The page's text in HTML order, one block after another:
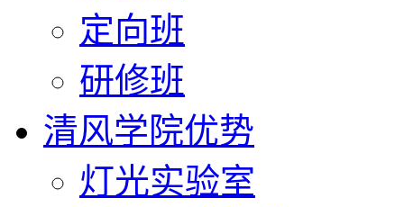
定向班
研修班
清风学院优势
灯光实验室